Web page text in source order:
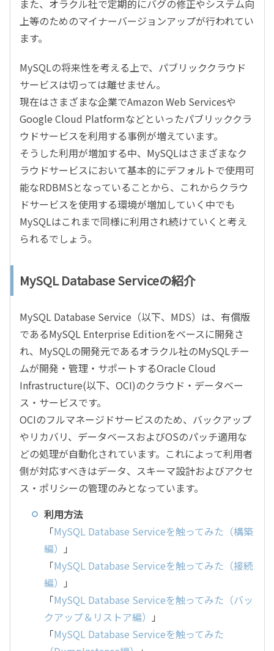
また、オラクル社で定期的にバグの修正やシステム向
上等のためのマイナーバージョンアップが行われてい
ます。
MySQLの将来性を考える上で、パブリッククラウド
サービスは切っては離せません。
現在はさまざまな企業でAmazon Web Servicesや
Google Cloud Platformなどといったパブリッククラ
ウドサービスを利用する事例が増えています。
そうした利用が増加する中、MySQLはさまざまなク
ラウドサービスにおいて基本的にデフォルトで使用可
能なRDBMSとなっていることから、これからクラウ
ドサービスを使用する環境が増加していく中でも
MySQLはこれまで同様に利用され続けていくと考え
られるでしょう。
MySQL Database Serviceの紹介
MySQL Database Service（以下、MDS）は、有償版
であるMySQL Enterprise Editionをベースに開発さ
れ、MySQLの開発元であるオラクル社のMySQLチー
ムが開発・管理・サポートするOracle Cloud
Infrastructure(以下、OCI)のクラウド・データベー
ス・サービスです。
OCIのフルマネージドサービスのため、バックアップ
やリカバリ、データベースおよびOSのパッチ適用な
どの処理が自動化されています。これによって利用者
側が対応すべきはデータ、スキーマ設計およびアクセ
ス・ポリシーの管理のみとなっています。
利用方法
「MySQL Database Serviceを触ってみた（構築
編）
」
「MySQL Database Serviceを触ってみた（接続
編）
」
「MySQL Database Serviceを触ってみた（バッ
クアップ＆リストア編）
」
「MySQL Database Serviceを触ってみた